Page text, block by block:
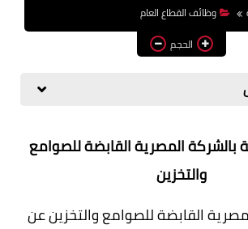
وظائف اعضاء هيئة تدريس
بالجامعات والمعاهد
وظائف القطاع العام
الحجم
بالشركة المصرية القابضة للصوامع
والتخزين
القابضة للصوامع والتخزين عن